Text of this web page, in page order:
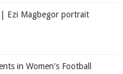
Ezi Magbegor portrait
in Women's Football